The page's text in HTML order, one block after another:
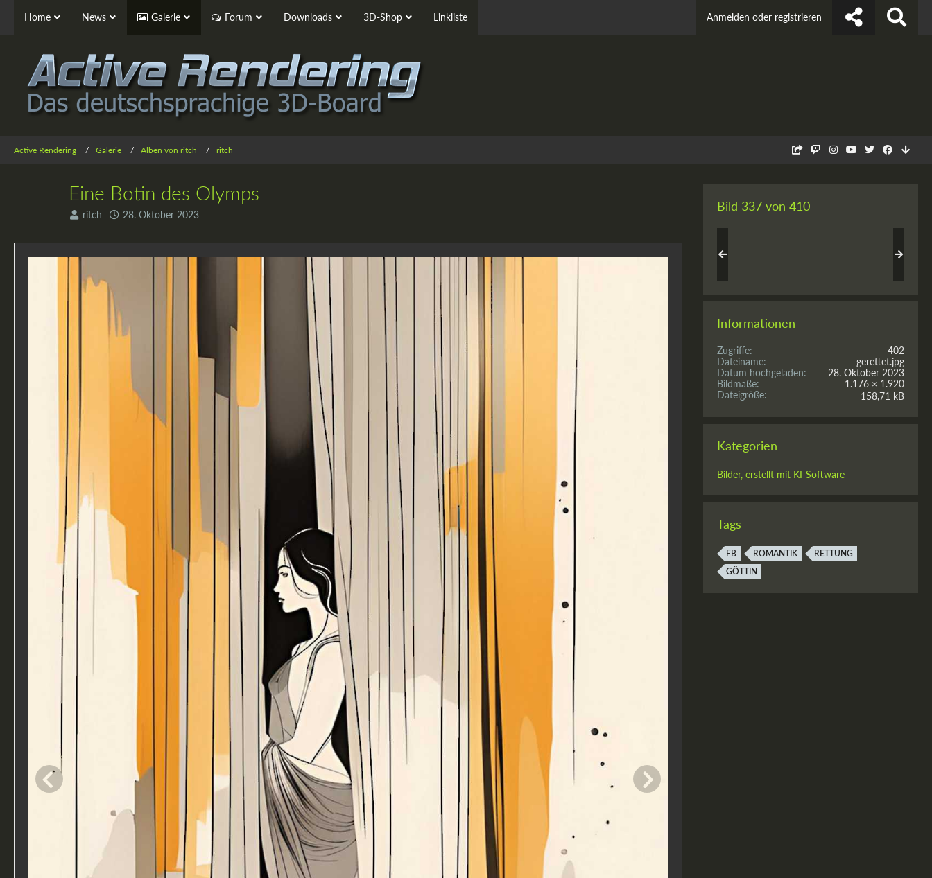
Home News Galerie Forum Downloads 3D-Shop Linkliste Anmelden oder registrieren
Active Rendering Galerie Alben von ritch ritch
Eine Botin des Olymps
ritch 28. Oktober 2023
Bild 337 von 410
Informationen
Zugriffe
402
Dateiname
gerettet.jpg
Datum hochgeladen
28. Oktober 2023
Bildmaße
1.176 × 1.920
Dateigröße
158,71 kB
Kategorien
Bilder, erstellt mit KI-Software
Tags
FB ROMANTIK RETTUNG
GÖTTIN